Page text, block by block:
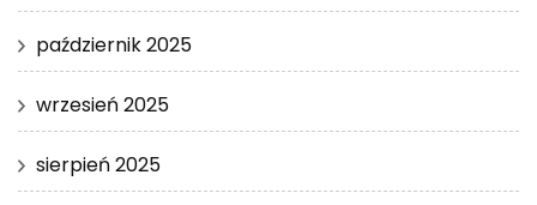
październik 2025
wrzesień 2025
sierpień 2025